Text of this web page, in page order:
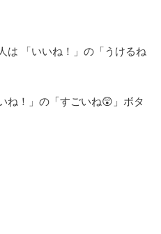
は
「いいね！」の「うけるね
ね！」の「すごいね😲 」ボタ